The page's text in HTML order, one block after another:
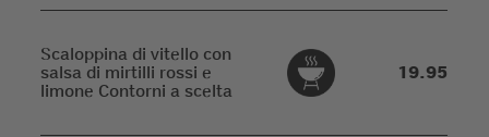
Scaloppina di vitello con
salsa di mirtilli rossi e
limone Contorni a scelta
19.95